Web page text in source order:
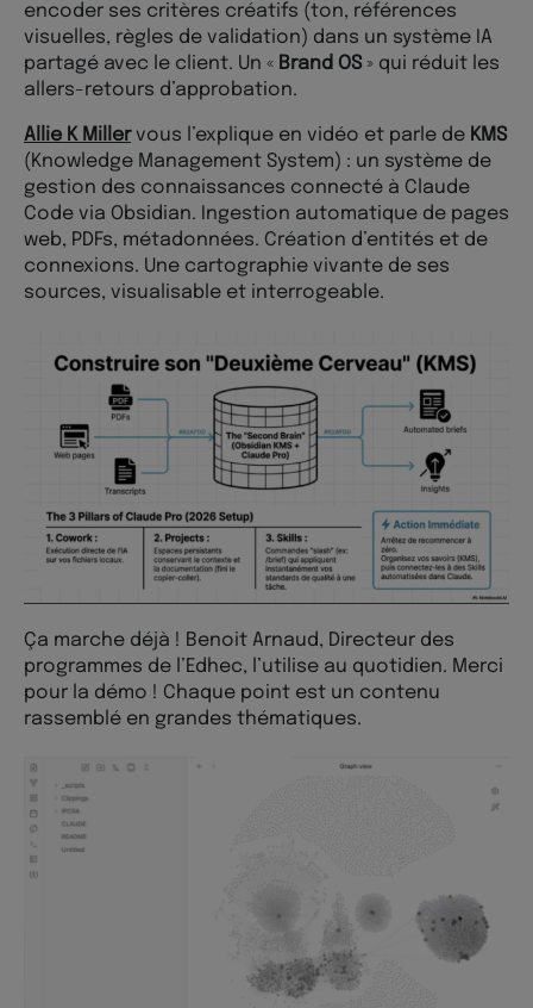
encoder ses critères créatifs (ton, références
visuelles, règles de validation) dans un système IA
partagé avec le client. Un « Brand OS » qui réduit les
allers-retours d’approbation.
Allie K Millervous l’explique en vidéo et parle de KMS
(Knowledge Management System) : un système de
gestion des connaissances connecté à Claude
Code via Obsidian. Ingestion automatique de pages
web, PDFs, métadonnées. Création d’entités et de
connexions. Une cartographie vivante de ses
sources, visualisable et interrogeable.
Ça marche déjà ! Benoit Arnaud, Directeur des
programmes de l’Edhec, l’utilise au quotidien. Merci
pour la démo ! Chaque point est un contenu
rassemblé en grandes thématiques.